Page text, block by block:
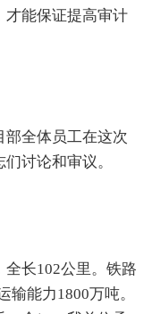
才能保证提高审计
部全体员工在这次
讨论和审议。
长102公里。铁路
能力1800万吨。